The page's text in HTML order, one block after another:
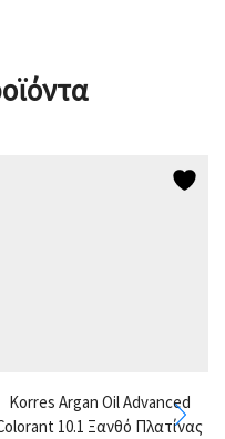
Korres Argan Oil Advanced
10.1 Ξανθό Πλατίνας